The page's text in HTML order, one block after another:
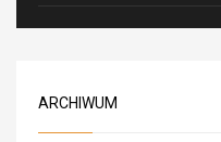
ARCHIWUM